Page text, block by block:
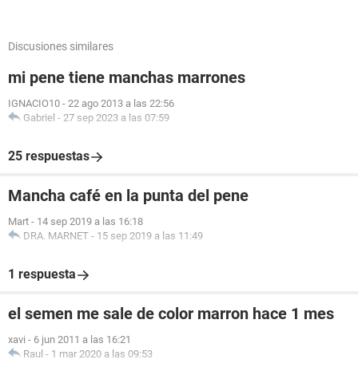
Discusiones similares
mi pene tiene manchas marrones
IGNACIO10 - 22 ago 2013 a las 22:56
Gabriel - 27 sep 2023 a las 07:59
25 respuestas
Mancha café en la punta del pene
Mart - 14 sep 2019 a las 16:18
DRA. MARNET - 15 sep 2019 a las 11:49
1 respuesta
el semen me sale de color marron hace 1 mes
xavi - 6 jun 2011 a las 16:21
Raul - 1 mar 2020 a las 09:53